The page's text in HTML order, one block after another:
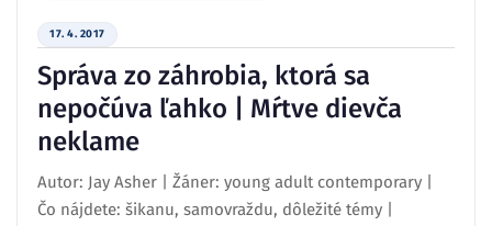
17. 4. 2017
Správa zo záhrobia, ktorá sa
nepočúva ľahko | Mŕtve dievča
neklame
Autor: Jay Asher | Žáner: young adult contemporary |
Čo nájdete: šikanu, samovraždu, dôležité témy |